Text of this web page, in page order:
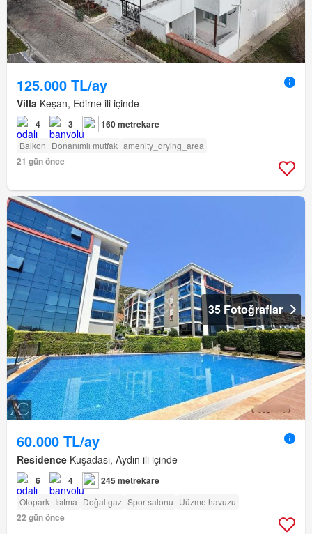
125.000 TL/ay
Villa Keşan, Edirne ili içinde
4 3 160 metrekare
Balkon Donanımlı mutfak amenity_drying_area
21 gün önce
35 Fotoğraflar
60.000 TL/ay
Residence Kuşadası, Aydın ili içinde
6 4 245 metrekare
Otopark Isıtma Doğal gaz Spor salonu Uüzme havuzu
22 gün önce